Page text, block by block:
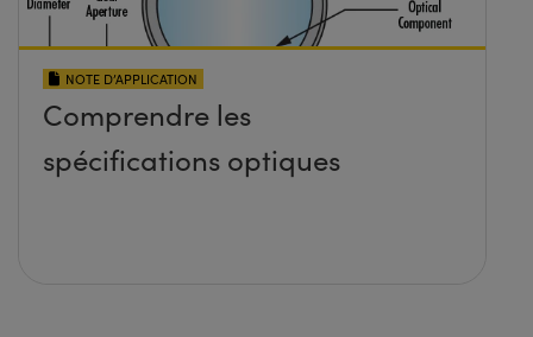
NOTE D’APPLICATION
Comprendre les
spécifications optiques